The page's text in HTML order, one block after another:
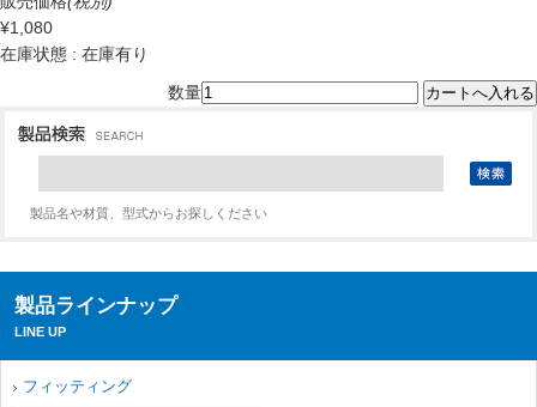
¥1,080
在庫状態 : 在庫有り
数量
製品名や材質、型式からお探しください
製品ラインナップ
LINE UP
フィッティング